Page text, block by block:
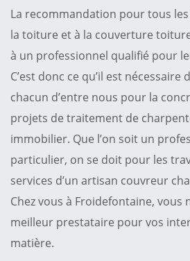
La recommandation pour tous
la toiture et à la couverture
à un professionnel qualifié pour
C’est donc ce qu’il est nécessaire
chacun d’entre nous pour la
projets de traitement de
immobilier. Que l’on soit un
particulier, on se doit pour les
services d’un artisan couvreur
Chez vous à Froidefontaine, vous
meilleur prestataire pour vos
matière.